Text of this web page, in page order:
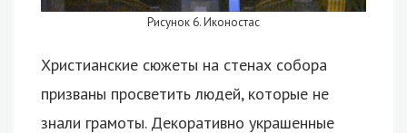
Рисунок 6. Иконостас
Христианские сюжеты на стенах собора
призваны просветить людей, которые не
знали грамоты. Декоративно украшенные